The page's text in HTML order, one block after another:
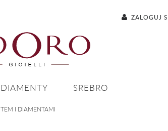
ZALOGUJ
DIAMENTY SREBRO
I DIAMENTAMI